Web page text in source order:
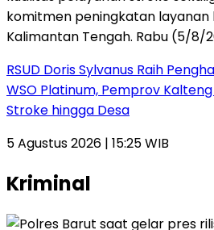
RSUD Doris Sylvanus Raih
WSO Platinum, Pemprov
Stroke hingga Desa
5 Agustus 2026 | 15:25 WIB
Kriminal